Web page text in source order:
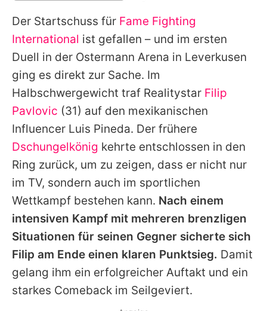
Alle Themen auf Promiflash
Jobs
App runterladen
Team
Redaktionelle Richtlinien
Impressum
Datenschutzerklärung
Nutzungsbedingungen
Utiq verwalten
Der Startschuss für Fame Fighting
International ist gefallen – und im ersten
Duell in der Ostermann Arena in Leverkusen
ging es direkt zur Sache. Im
Halbschwergewicht traf Realitystar Filip
Pavlovic (31) auf den mexikanischen
Influencer Luis Pineda. Der frühere
Dschungelkönig kehrte entschlossen in den
Ring zurück, um zu zeigen, dass er nicht nur
im TV, sondern auch im sportlichen
Wettkampf bestehen kann. Nach einem
intensiven Kampf mit mehreren brenzligen
Situationen für seinen Gegner sicherte sich
Filip am Ende einen klaren Punktsieg. Damit
gelang ihm ein erfolgreicher Auftakt und ein
starkes Comeback im Seilgeviert.